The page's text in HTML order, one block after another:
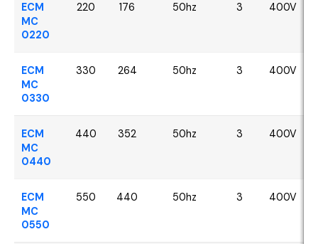
ECM
MC
0220
220 176 50hz 3 400V
ECM
MC
0330
330 264 50hz 3 400V
ECM
MC
0440
440 352 50hz 3 400V
ECM
MC
0550
550 440 50hz 3 400V